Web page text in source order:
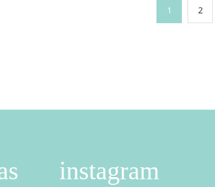
1 2
instagram